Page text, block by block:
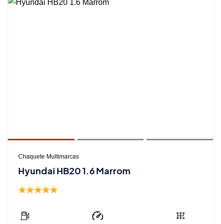
Chaquete Multimarcas
Hyundai HB20 1.6 Marrom